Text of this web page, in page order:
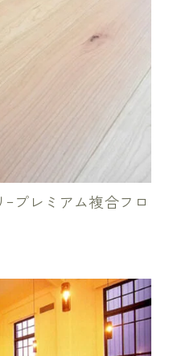
プレミアム複合フロ